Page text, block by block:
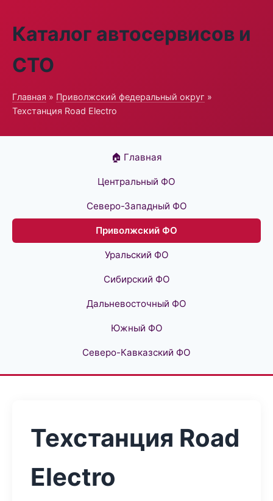
Каталог автосервисов и
СТО
Главная » Приволжский федеральный округ »
Техстанция Road Electro
🏠 Главная
Центральный ФО
Северо-Западный ФО
Приволжский ФО
Уральский ФО
Сибирский ФО
Дальневосточный ФО
Южный ФО
Северо-Кавказский ФО
Техстанция Road
Electro